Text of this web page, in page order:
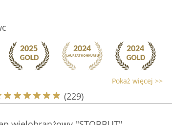
Pokaż więcej >>
(229)